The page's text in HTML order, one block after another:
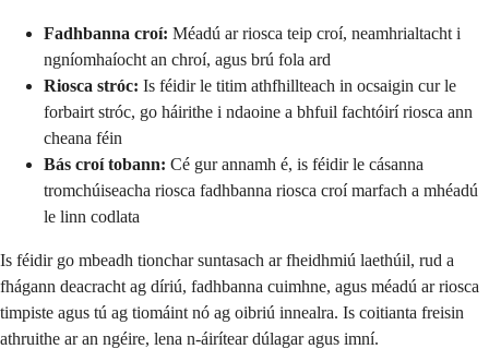
Fadhbanna croí: Méadú ar riosca teip croí, neamhrialtacht i
ngníomhaíocht an chroí, agus brú fola ard
Riosca stróc: Is féidir le titim athfhillteach in ocsaigin cur le
forbairt stróc, go háirithe i ndaoine a bhfuil fachtóirí riosca ann
cheana féin
Bás croí tobann: Cé gur annamh é, is féidir le cásanna
tromchúiseacha riosca fadhbanna riosca croí marfach a mhéadú
le linn codlata
Is féidir go mbeadh tionchar suntasach ar fheidhmiú laethúil, rud a
fhágann deacracht ag díriú, fadhbanna cuimhne, agus méadú ar riosca
timpiste agus tú ag tiomáint nó ag oibriú innealra. Is coitianta freisin
athruithe ar an ngéire, lena n-áirítear dúlagar agus imní.